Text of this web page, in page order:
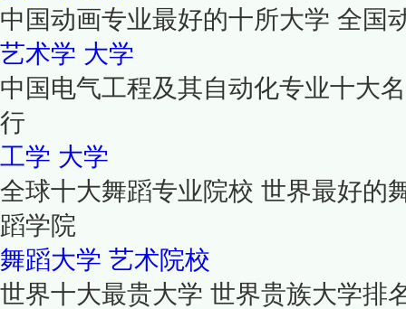
中国动画专业最好的十所大学 全国
艺术学 大学
中国电气工程及其自动化专业十大
行
工学 大学
全球十大舞蹈专业院校 世界最好的
蹈学院
舞蹈大学 艺术院校
世界十大最贵大学 世界贵族大学排